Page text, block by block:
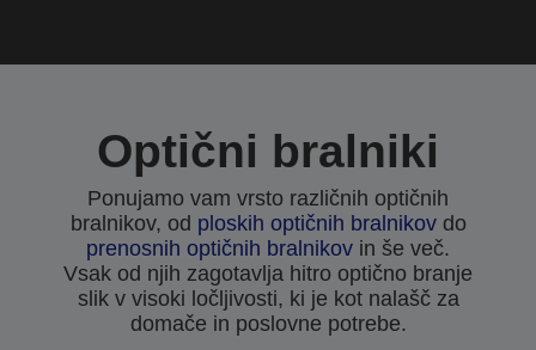
Optični bralniki
Ponujamo vam vrsto različnih optičnih
bralnikov, od ploskih optičnih bralnikovdo
prenosnih optičnih bralnikov in še več.
Vsak od njih zagotavlja hitro optično branje
slik v visoki ločljivosti, ki je kot nalašč za
domače in poslovne potrebe.